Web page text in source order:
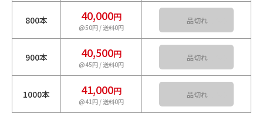
800本 40,000円
@50円 / 送料0円
カートに入れる
900本 40,500円
@45円 / 送料0円
カートに入れる
1000本 41,000円
@41円 / 送料0円
カートに入れる